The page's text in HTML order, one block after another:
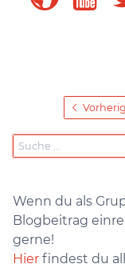
Wenn du als
Blogbeitrag
gerne!
Hier findest du